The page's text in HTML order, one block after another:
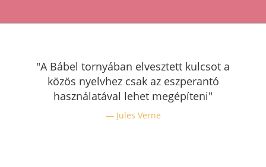
"A Bábel tornyában elvesztett kulcsot a
közös nyelvhez csak az eszperantó
használatával lehet megépíteni"
Jules Verne